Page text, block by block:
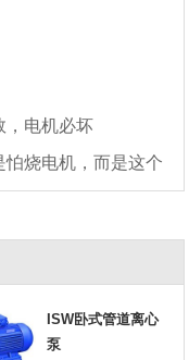
，电机必坏
烧电机，而是这个
ISW卧式管道离心
泵